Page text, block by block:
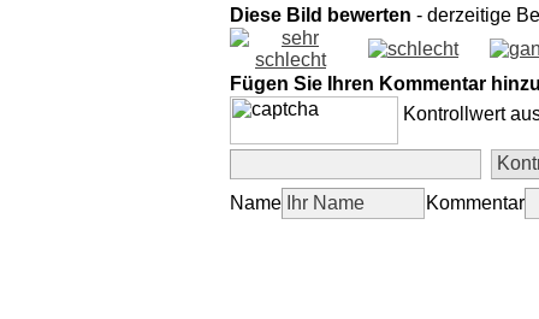
Diese Bild bewerten - derzeitige
Fügen Sie Ihren Kommentar
Kontrollwert
Name Kommentar